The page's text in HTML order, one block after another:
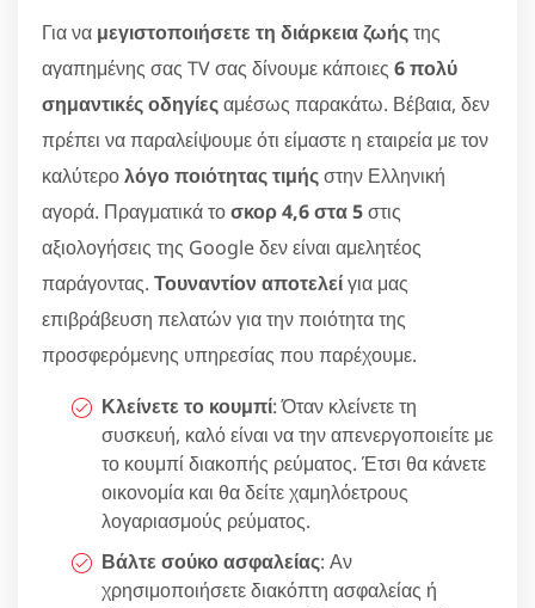
Για να μεγιστοποιήσετε τη διάρκεια ζωήςτης
αγαπημένης σας TV σας δίνουμε κάποιες 6 πολύ
σημαντικές οδηγίεςαμέσως παρακάτω. Βέβαια, δεν
πρέπει να παραλείψουμε ότι είμαστε η εταιρεία με τον
καλύτερολόγο ποιότητας τιμήςστην Ελληνική
αγορά. Πραγματικά τοσκορ 4,6 στα 5στις
αξιολογήσεις της Google δεν είναι αμελητέος
παράγοντας. Τουναντίον αποτελείγια μας
επιβράβευση πελατών για την ποιότητα της
προσφερόμενης υπηρεσίας που παρέχουμε.
Κλείνετε το κουμπί: Όταν κλείνετε τη
συσκευή, καλό είναι να την απενεργοποιείτε με
το κουμπί διακοπής ρεύματος. Έτσι θα κάνετε
οικονομία και θα δείτε χαμηλόετρους
λογαριασμούς ρεύματος.
Βάλτε σούκο ασφαλείας: Αν
χρησιμοποιήσετε διακόπτη ασφαλείας ή